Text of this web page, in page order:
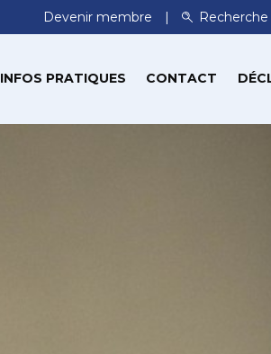
Devenir membre Recherche
INFOS PRATIQUES CONTACT